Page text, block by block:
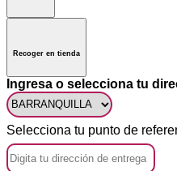
Recoger en tienda
Ingresa o selecciona tu
Selecciona tu punto de